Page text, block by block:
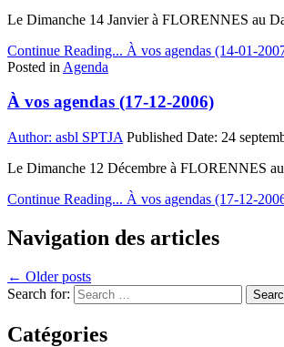
Le Dimanche 14 Janvier à FLORENNES au
Continue Reading... À vos agendas (14-01-
Posted in Agenda
À vos agendas (17-12-2006)
Author: asbl SPTJA Published Date: 24
Le Dimanche 12 Décembre à FLORENNES
Continue Reading... À vos agendas (17-12-
Navigation des articles
← Older posts
Search for:
Catégories